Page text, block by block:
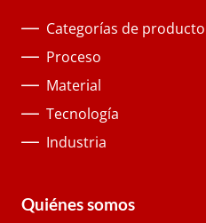
Categorías de producto
Proceso
Material
Tecnología
Industria
Quiénes somos